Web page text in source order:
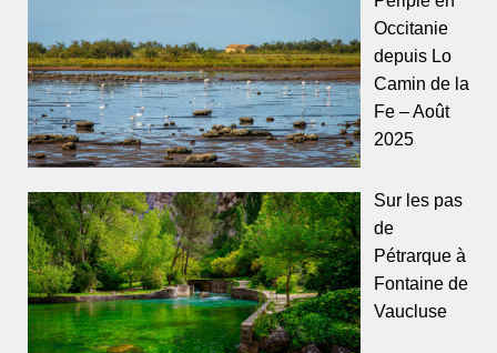
Occitanie
depuis Lo
Camin de la
Fe – Août
2025
Sur les pas
de
Pétrarque à
Fontaine de
Vaucluse